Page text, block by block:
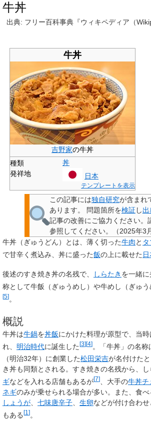
牛丼
出典: フリー百科事典『ウィキペディア（
牛丼
吉野家の牛丼
種類
丼
発祥地
日本
テンプレートを表示
この記事には独自研究が含まれ
あります。
問題箇所を検証し出
記事の改善にご協力ください。
参照してください。
（2025年3
牛丼 （ぎゅうどん）とは、薄く切った牛肉と
で甘辛く煮込み、丼に盛った飯の上に載せた
後述のすき焼き丼の名残で、 しらたき を一緒
称として牛飯 （ぎゅうめし）や牛めし （ぎゅ
[5]
概説
牛丼は牛鍋を丼飯にかけた料理が原型で、当
れ、 明治時代に誕生した[3][4]。「牛丼」の名称
（明治32年）に創業した松田栄吉が名付けた
き丼も同類とされる。すき焼きの名残から、し
ギなどを入れる店舗もあるが[7] 、大手の牛丼チ
ネギのみが乗せられる場合が多い。また、食べ
しょうが
七味唐辛子 生卵などが付け合わ
もある[1 ]。